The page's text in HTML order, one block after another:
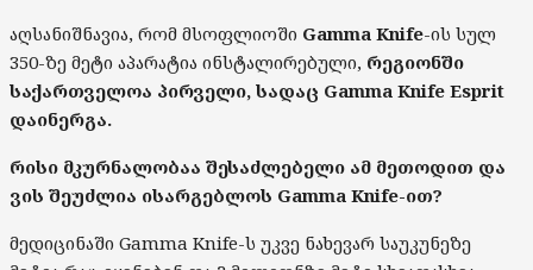
აღსანიშნავია, რომ მსოფლიოში Gamma Knife-ის სულ
350-ზე მეტი აპარატია ინსტალირებული, რეგიონში
საქართველოა პირველი, სადაც Gamma Knife Esprit
დაინერგა.
რისი მკურნალობაა შესაძლებელი ამ მეთოდით და
ვის შეუძლია ისარგებლოს Gamma Knife-ით?
მედიცინაში Gamma Knife-ს უკვე ნახევარ საუკუნეზე